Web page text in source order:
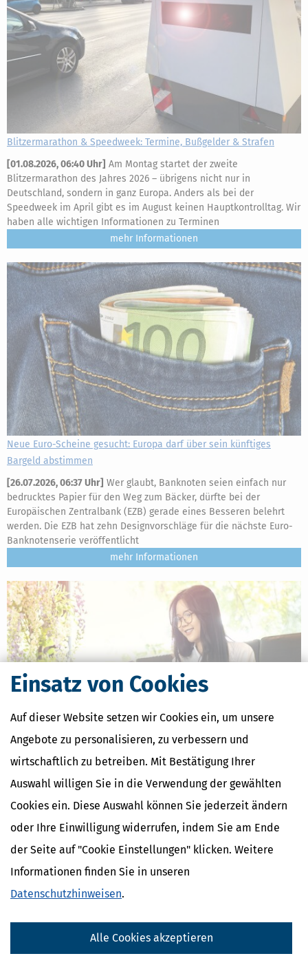
Einsatz von Cookies
Auf dieser Website setzen wir Cookies ein, um unsere
Angebote zu personalisieren, zu verbessern und
wirtschaftlich zu betreiben. Mit Bestätigung Ihrer
Auswahl willigen Sie in die Verwendung der gewählten
Cookies ein. Diese Auswahl können Sie jederzeit ändern
oder Ihre Einwilligung widerrufen, indem Sie am Ende
der Seite auf "Cookie Einstellungen" klicken. Weitere
Informationen finden Sie in unseren
Datenschutzhinweisen.
Alle Cookies akzeptieren
Blitzermarathon & Speedweek: Termine, Bußgelder & Strafen
[01.08.2026, 06:40 Uhr] Am Montag startet der zweite
Blitzermarathon des Jahres 2026 – übrigens nicht nur in
Deutschland, sondern in ganz Europa. Anders als bei der
Speedweek im April gibt es im August keinen Hauptkontrolltag. Wir
haben alle wichtigen Informationen zu Terminen
mehr
Neue Euro-Scheine gesucht: Europa darf über sein künftiges
Bargeld abstimmen
[26.07.2026, 06:37 Uhr] Wer glaubt, Banknoten seien einfach nur
bedrucktes Papier für den Weg zum Bäcker, dürfte bei der
Europäischen Zentralbank (EZB) gerade eines Besseren belehrt
werden. Die EZB hat zehn Designvorschläge für die nächste Euro-
Banknotenserie veröffentlicht
mehr
Zollfreigrenze für Online-Bestellungen fällt weg: Was sich ab 1. Juli
2026 ändert
24.06.2026, 08:16 Uhr ]Ab dem 1. Juli 2026 gilt in der Europäischen
Union eine grundlegende Änderung für den Onlinehandel mit
Waren aus Drittländern: Die bisherige Zollfreigrenze für Sendungen
bis 150 Euro entfällt.